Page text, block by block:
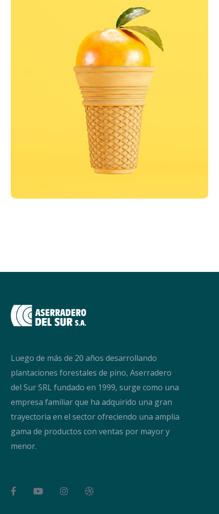
Luego de más de 20 años desarrollando
plantaciones forestales de pino, Aserradero
del Sur SRL fundado en 1999, surge como una
empresa familiar que ha adquirido una gran
trayectoria en el sector ofreciendo una amplia
gama de productos con ventas por mayor y
menor.